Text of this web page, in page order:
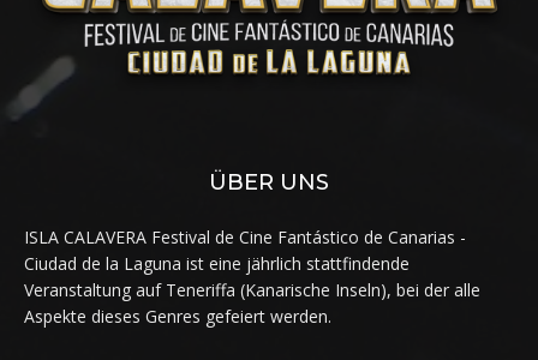
ÜBER UNS
ISLA CALAVERA Festival de Cine Fantástico de Canarias -
Ciudad de la Laguna ist eine jährlich stattfindende
Veranstaltung auf Teneriffa (Kanarische Inseln), bei der alle
Aspekte dieses Genres gefeiert werden.